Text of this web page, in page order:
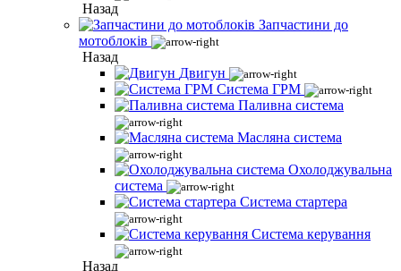
Назад
Запчастини до
мотоблоків
Назад
Двигун
Система ГРМ
Паливна система
Масляна система
Охолоджувальна
система
Система стартера
Система керування
Назад